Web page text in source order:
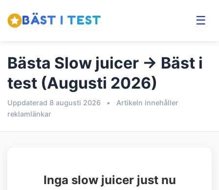
BÄST I TEST ☰
Bästa Slow juicer → Bäst i
test (Augusti 2026)
Uppdaterad 8 augusti 2026 •
Artikeln innehåller
reklamlänkar
Inga slow juicer just nu